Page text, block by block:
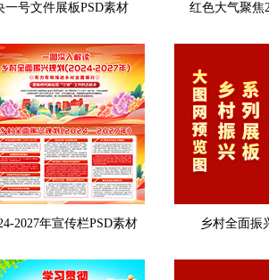
一号文件展板PSD素材 红色大气聚焦
2027年宣传栏PSD素材 乡村全面振